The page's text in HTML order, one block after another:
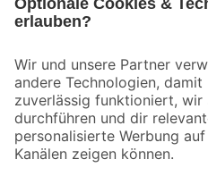
Der toom Newsletter: Keine Angebote
Zur Newsletter Anmeldung
Folge uns